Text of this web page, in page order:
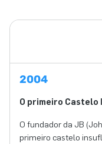
2004
O primeiro Castelo
O fundador da JB
primeiro castelo